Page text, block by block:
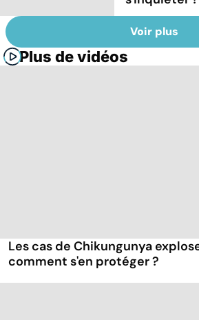
Voir plus
Plus de vidéos
Les cas de Chikungunya
comment s'en protéger ?